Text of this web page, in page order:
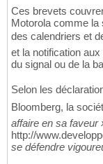
Ces brevets
Motorola comme la
des calendriers et
et la notification
du signal ou de la
Selon les
Bloomberg, la
affaire en sa faveur
http://
se défendre